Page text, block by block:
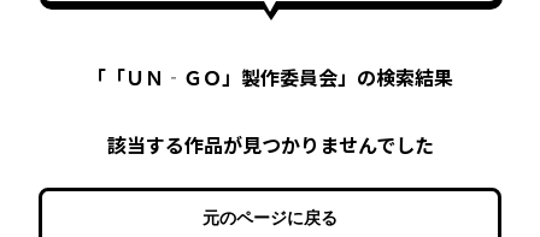
「 「ＵＮ‐ＧＯ」製作委員会」の検索結果
該当する作品が見つかりませんでした
元のページに戻る